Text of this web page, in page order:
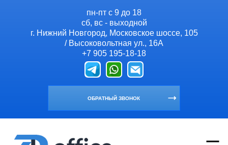
пн-пт с 9 до 18
сб, вс - выходной
г. Нижний Новгород, Московское шоссе, 105
/ Высоковольтная ул., 16А
+7 905 195-18-18
ОБРАТНЫЙ ЗВОНОК